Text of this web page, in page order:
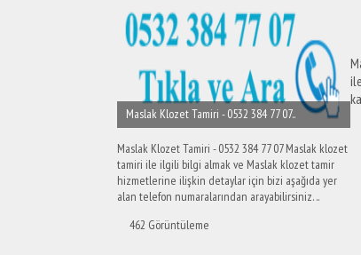
Maslak Klozet Tamiri - 0532 384 77 07..
Maslak Klozet Tamiri - 0532 384 77 07 Maslak klozet
tamiri ile ilgili bilgi almak ve Maslak klozet tamir
hizmetlerine ilişkin detaylar için bizi aşağıda yer
alan telefon numaralarından arayabilirsiniz. ..
462 Görüntüleme